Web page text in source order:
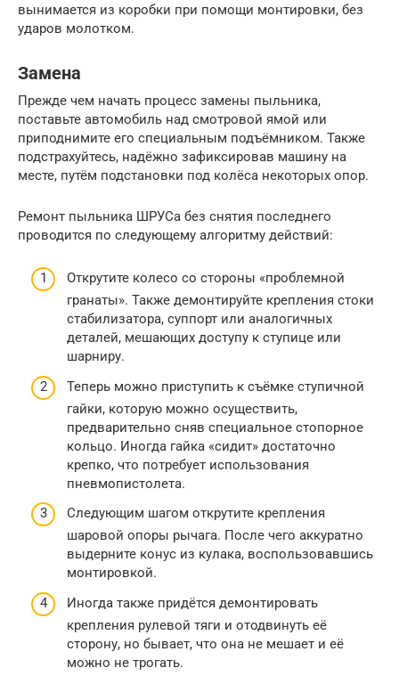
вынимается из коробки при помощи монтировки, без
ударов молотком.
Замена
Прежде чем начать процесс замены пыльника,
поставьте автомобиль над смотровой ямой или
приподнимите его специальным подъёмником. Также
подстрахуйтесь, надёжно зафиксировав машину на
месте, путём подстановки под колёса некоторых опор.
Ремонт пыльника ШРУСа без снятия последнего
проводится по следующему алгоритму действий:
Открутите колесо со стороны «проблемной
гранаты». Также демонтируйте крепления стоки
стабилизатора, суппорт или аналогичных
деталей, мешающих доступу к ступице или
шарниру.
Теперь можно приступить к съёмке ступичной
гайки, которую можно осуществить,
предварительно сняв специальное стопорное
кольцо. Иногда гайка «сидит» достаточно
крепко, что потребует использования
пневмопистолета.
Следующим шагом открутите крепления
шаровой опоры рычага. После чего аккуратно
выдерните конус из кулака, воспользовавшись
монтировкой.
Иногда также придётся демонтировать
крепления рулевой тяги и отодвинуть её
сторону, но бывает, что она не мешает и её
можно не трогать.